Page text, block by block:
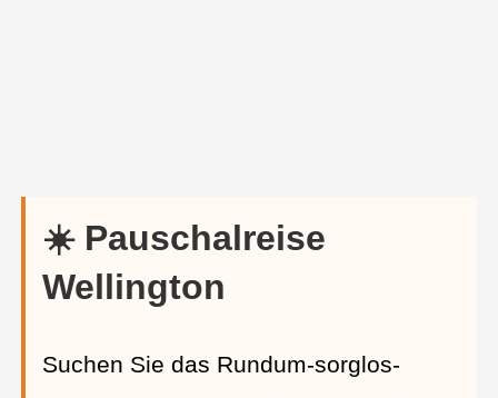
☀️ Pauschalreise
Wellington
Suchen Sie das Rundum-sorglos-